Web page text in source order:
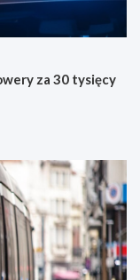
za 30 tysięcy